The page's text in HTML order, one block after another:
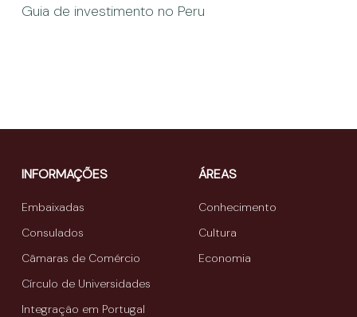
Guia de investimento no Peru
INFORMAÇÕES
Embaixadas
Consulados
Câmaras de Comércio
Círculo de Universidades
Integração em Portugal
ÁREAS
Conhecimento
Cultura
Economia